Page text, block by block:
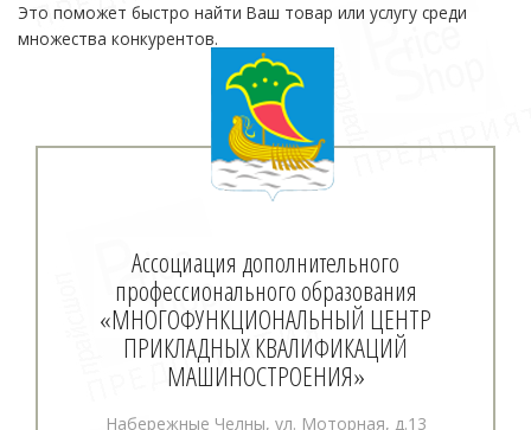
Это поможет быстро найти Ваш товар или услугу среди
множества конкурентов.
Ассоциация дополнительного
профессионального образования
«МНОГОФУНКЦИОНАЛЬНЫЙ ЦЕНТР
ПРИКЛАДНЫХ КВАЛИФИКАЦИЙ
МАШИНОСТРОЕНИЯ»
Набережные Челны, ул. Моторная, д.13